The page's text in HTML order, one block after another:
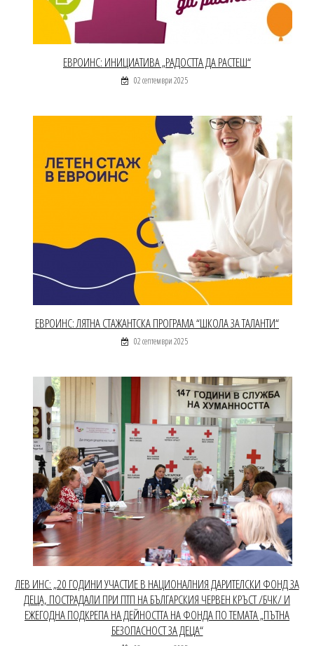
ЕВРОИНС: ИНИЦИАТИВА „РАДОСТТА ДА РАСТЕШ“
02 септември 2025
ЕВРОИНС: ЛЯТНА СТАЖАНТСКА ПРОГРАМА “ШКОЛА ЗА ТАЛАНТИ“
02 септември 2025
ЛЕВ ИНС: „20 ГОДИНИ УЧАСТИЕ В НАЦИОНАЛНИЯ ДАРИТЕЛСКИ ФОНД ЗА
ДЕЦА, ПОСТРАДАЛИ ПРИ ПТП НА БЪЛГАРСКИЯ ЧЕРВЕН КРЪСТ /БЧК/ И
ЕЖЕГОДНА ПОДКРЕПА НА ДЕЙНОСТТА НА ФОНДА ПО ТЕМАТА „ПЪТНА
БЕЗОПАСНОСТ ЗА ДЕЦА“